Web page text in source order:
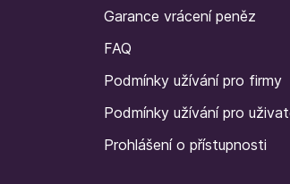
Garance vrácení peněz
FAQ
Podmínky užívání pro firmy
Podmínky užívání pro
Prohlášení o přístupnosti